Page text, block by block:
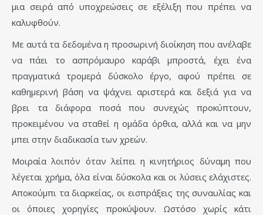
μια σειρά από υποχρεώσεις σε εξέλιξη που πρέπει να
καλυφθούν.
Με αυτά τα δεδομένα η προσωρινή διοίκηση που ανέλαβε
να πάει το ασπρόμαυρο καράβι μπροστά, έχει ένα
πραγματικά τρομερά δύσκολο έργο, αφού πρέπει σε
καθημερινή βάση να ψάχνει αριστερά και δεξιά για να
βρει τα διάφορα ποσά που συνεχώς προκύπτουν,
προκειμένου να σταθεί η ομάδα όρθια, αλλά και να μην
μπει στην διαδικασία των χρεών.
Μοιραία λοιπόν όταν λείπει η κινητήριος δύναμη που
λέγεται χρήμα, όλα είναι δύσκολα και οι λύσεις ελάχιστες.
Αποκούμπι τα διαρκείας, οι εισπράξεις της συναυλίας και
οι όποιες χορηγίες προκύψουν. Ωστόσο χωρίς κάτι